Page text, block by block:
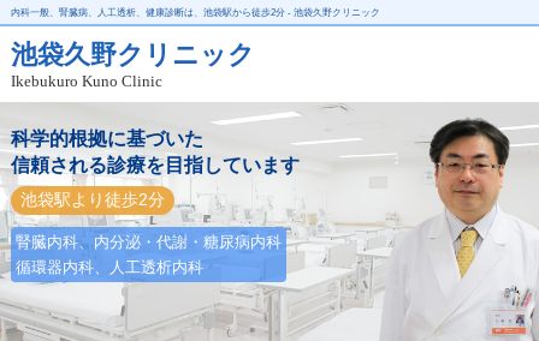
内科一般、腎臓病、人工透析、健康診断は、池袋駅から徒歩2分 - 池袋久野クリニック
池袋久野クリニック
Ikebukuro Kuno Clinic
科学的根拠に基づいた
信頼される診療を目指しています
池袋駅より徒歩2分
腎臓内科、内分泌・代謝・糖尿病内科
循環器内科、人工透析内科